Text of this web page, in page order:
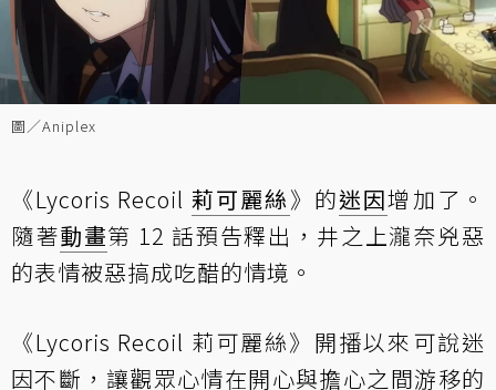
圖／Aniplex
《Lycoris Recoil 莉可麗絲》的迷因增加了。
隨著動畫第 12 話預告釋出，井之上瀧奈兇惡
的表情被惡搞成吃醋的情境。
《Lycoris Recoil 莉可麗絲》開播以來可說迷
因不斷，讓觀眾心情在開心與擔心之間游移的